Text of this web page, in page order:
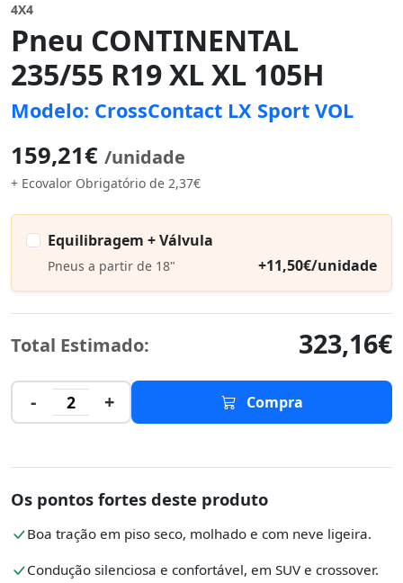
4X4
Pneu CONTINENTAL
235/55 R19 XL XL 105H
Modelo: CrossContact LX Sport VOL
159,21€ /unidade
+ Ecovalor Obrigatório de 2,37€
Equilibragem + Válvula
Pneus a partir de 18" +11,50€/unidade
Total Estimado: 323,16€
- 2 + Compra
Os pontos fortes deste produto
Boa tração em piso seco, molhado e com neve ligeira.
Condução silenciosa e confortável, em SUV e crossover.